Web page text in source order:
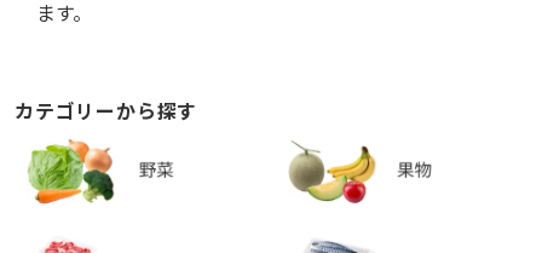
ます。
カテゴリーから探す